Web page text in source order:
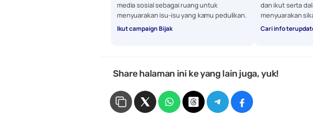
media sosial sebagai ruang untuk
menyuarakan isu-isu yang kamu pedulikan.
Ikut campaign Bijak
dan ikut serta
menyuarakan
Cari info
Share halaman ini ke yang lain juga, yuk!